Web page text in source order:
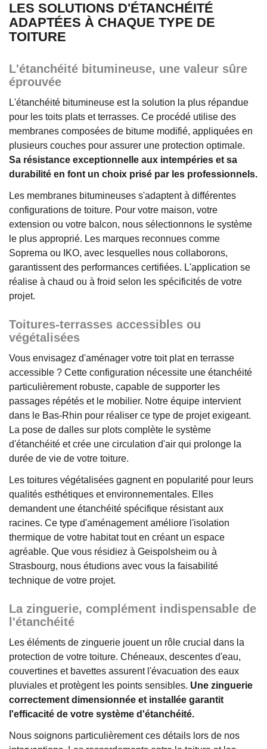
LES SOLUTIONS D'ÉTANCHÉITÉ
ADAPTÉES À CHAQUE TYPE DE
TOITURE
L'étanchéité bitumineuse, une valeur sûre
éprouvée
L'étanchéité bitumineuse est la solution la plus répandue
pour les toits plats et terrasses. Ce procédé utilise des
membranes composées de bitume modifié, appliquées en
plusieurs couches pour assurer une protection optimale.
Sa résistance exceptionnelle aux intempéries et sa
durabilité en font un choix prisé par les professionnels.
Les membranes bitumineuses s'adaptent à différentes
configurations de toiture. Pour votre maison, votre
extension ou votre balcon, nous sélectionnons le système
le plus approprié. Les marques reconnues comme
Soprema ou IKO, avec lesquelles nous collaborons,
garantissent des performances certifiées. L'application se
réalise à chaud ou à froid selon les spécificités de votre
projet.
Toitures-terrasses accessibles ou
végétalisées
Vous envisagez d'aménager votre toit plat en terrasse
accessible ? Cette configuration nécessite une étanchéité
particulièrement robuste, capable de supporter les
passages répétés et le mobilier. Notre équipe intervient
dans le Bas-Rhin pour réaliser ce type de projet exigeant.
La pose de dalles sur plots complète le système
d'étanchéité et crée une circulation d'air qui prolonge la
durée de vie de votre toiture.
Les toitures végétalisées gagnent en popularité pour leurs
qualités esthétiques et environnementales. Elles
demandent une étanchéité spécifique résistant aux
racines. Ce type d'aménagement améliore l'isolation
thermique de votre habitat tout en créant un espace
agréable. Que vous résidiez à Geispolsheim ou à
Strasbourg, nous étudions avec vous la faisabilité
technique de votre projet.
La zinguerie, complément indispensable de
l'étanchéité
Les éléments de zinguerie jouent un rôle crucial dans la
protection de votre toiture. Chéneaux, descentes d'eau,
couvertines et bavettes assurent l'évacuation des eaux
pluviales et protègent les points sensibles. Une zinguerie
correctement dimensionnée et installée garantit
l'efficacité de votre système d'étanchéité.
Nous soignons particulièrement ces détails lors de nos